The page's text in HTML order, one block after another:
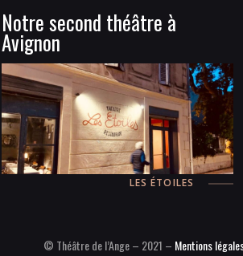
Notre second théâtre à
Avignon
LES ÉTOILES
© Théâtre de l’Ange – 2021 – Mentions